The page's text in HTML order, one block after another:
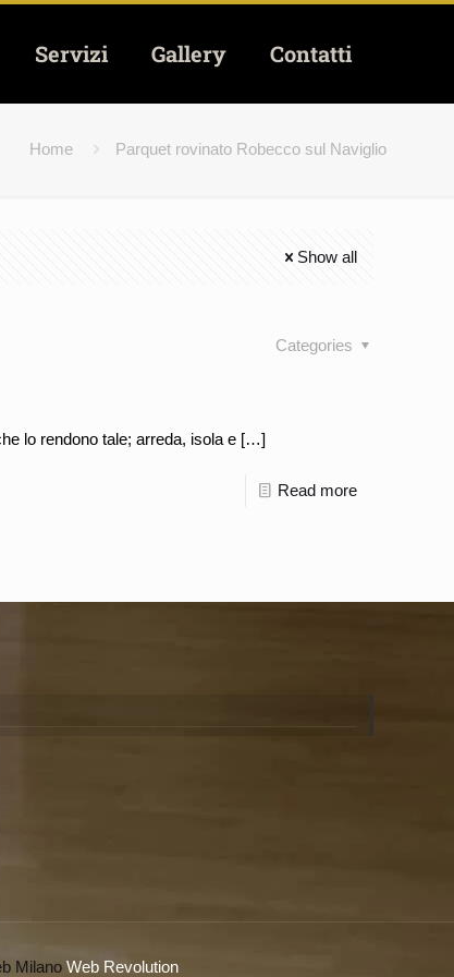
Servizi Gallery Contatti
Home Parquet rovinato Robecco sul Naviglio
Show all
Categories
lo rendono tale; arreda, isola e […]
Read more
Milano Web Revolution